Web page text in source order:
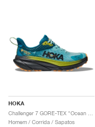
HOKA
Homem / Corrida / Sapatos